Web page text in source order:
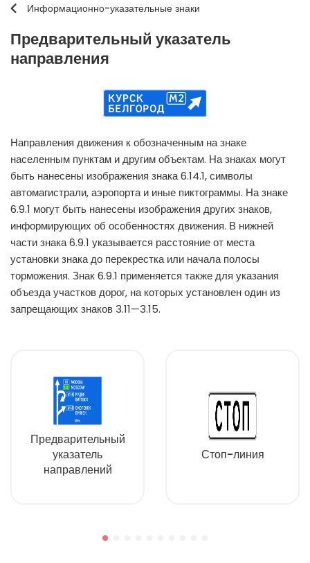
Информационно-указательные знаки
Предварительный указатель
направления
Направления движения к обозначенным на знаке
населенным пунктам и другим объектам. На знаках могут
быть нанесены изображения знака 6.14.1, символы
автомагистрали, аэропорта и иные пиктограммы. На знаке
6.9.1 могут быть нанесены изображения других знаков,
информирующих об особенностях движения. В нижней
части знака 6.9.1 указывается расстояние от места
установки знака до перекрестка или начала полосы
торможения. Знак 6.9.1 применяется также для указания
объезда участков дорог, на которых установлен один из
запрещающих знаков 3.11—3.15.
Предварительный
указатель
направлений
Стоп-линия